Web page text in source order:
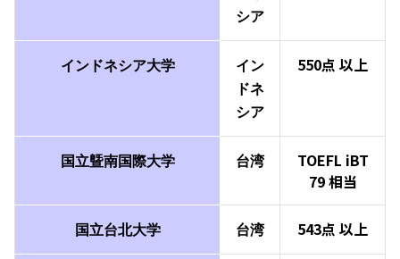
シア
インドネシア大学
イン
ドネ
シア
550点 以上
国立曁南国際大学 台湾 TOEFL iBT
79相当
国立台北大学 台湾 543点 以上